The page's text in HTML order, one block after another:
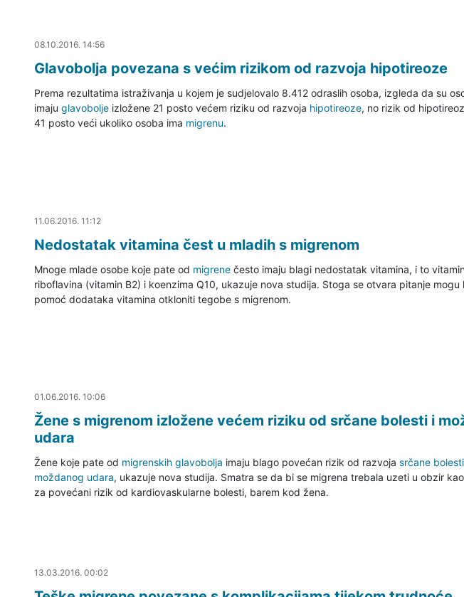
08.10.2016. 15:39
08.10.2016. 14:56
Glavobolja povezana s većim rizikom od razvoja hipotireoze
Prema rezultatima istraživanja u kojem je sudjelovalo 8.412 odraslih osoba, izgleda da su
imaju glavoboljeizložene 21 posto većem riziku od razvoja hipotireoze, no rizik od
41 posto veći ukoliko osoba ima migrenu.
11.06.2016. 11:44
11.06.2016. 11:12
Nedostatak vitamina čest u mladih s migrenom
Mnoge mlade osobe koje pate od migrenečesto imaju blagi nedostatak vitamina, i to
riboflavina (vitamin B2) i koenzima Q10, ukazuje nova studija. Stoga se otvara pitanje mogu
pomoć dodataka vitamina otkloniti tegobe s migrenom.
01.06.2016. 10:24
01.06.2016. 10:06
Žene s migrenom izložene većem riziku od srčane bolesti i
udara
Žene koje pate od migrenskih glavobolja imaju blago povećan rizik od razvoja srčane bolesti
moždanog udara, ukazuje nova studija. Smatra se da bi se migrena trebala uzeti u obzir
za povećani rizik od kardiovaskularne bolesti, barem kod žena.
13.03.2016. 00:03
13.03.2016. 00:02